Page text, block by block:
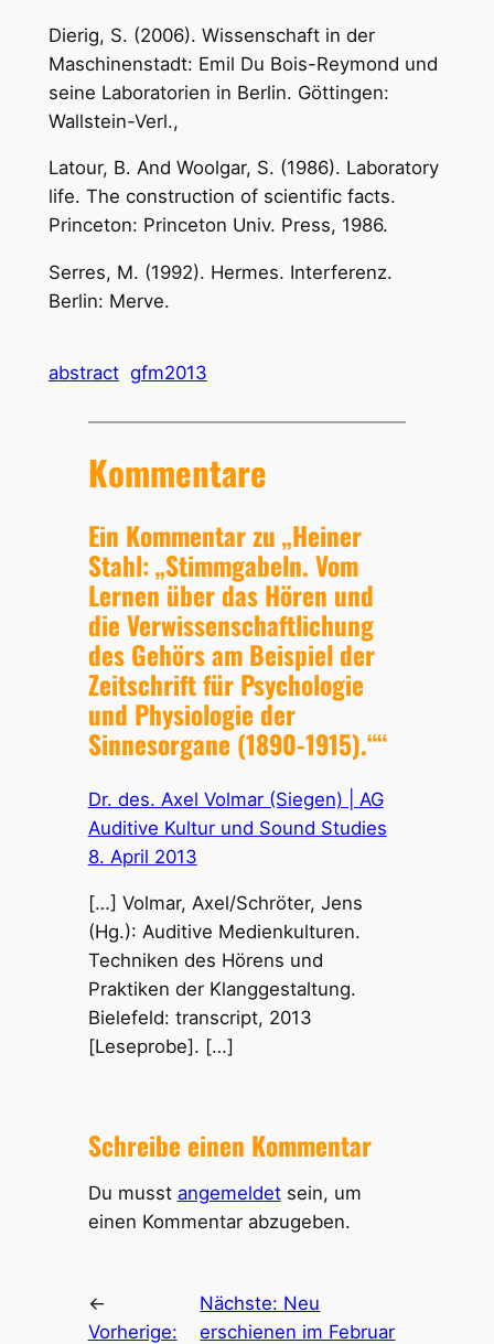
Dierig, S. (2006). Wissenschaft in der
Maschinenstadt: Emil Du Bois-Reymond und
seine Laboratorien in Berlin. Göttingen:
Wallstein-Verl.,
Latour, B. And Woolgar, S. (1986). Laboratory
life. The construction of scientific facts.
Princeton: Princeton Univ. Press, 1986.
Serres, M. (1992). Hermes. Interferenz.
Berlin: Merve.
abstract gfm2013
Kommentare
Ein Kommentar zu „Heiner
Stahl: „Stimmgabeln. Vom
Lernen über das Hören und
die Verwissenschaftlichung
des Gehörs am Beispiel der
Zeitschrift für Psychologie
und Physiologie der
Sinnesorgane (1890-1915).““
Dr. des. Axel Volmar (Siegen) | AG
Auditive Kultur und Sound Studies
8. April 2013
[…] Volmar, Axel/Schröter, Jens
(Hg.): Auditive Medienkulturen.
Techniken des Hörens und
Praktiken der Klanggestaltung.
Bielefeld: transcript, 2013
[Leseprobe]. […]
Schreibe einen Kommentar
Du musst angemeldetsein, um
einen Kommentar abzugeben.
←
Vorherige:
Nächste: Neu
erschienen im Februar